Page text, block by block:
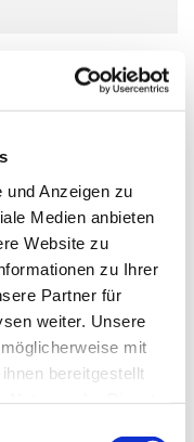
und Anzeigen zu
Medien anbieten
Website zu
zu Ihrer
Partner für
weiter. Unsere
mit
bereitgestellt